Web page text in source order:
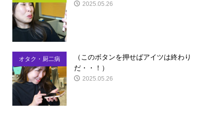
2025.05.26
オタク・厨二病
（このボタンを押せばアイツは終わり
だ・・！）
2025.05.26